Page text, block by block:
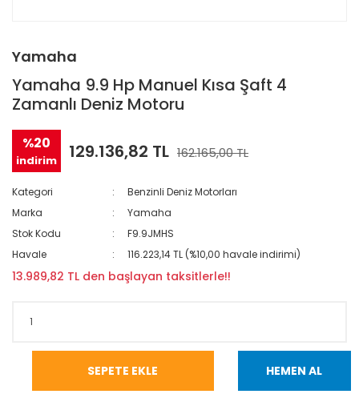
Yamaha
Yamaha 9.9 Hp Manuel Kısa Şaft 4
Zamanlı Deniz Motoru
%20
indirim 129.136,82 TL 162.165,00 TL
Kategori
Benzinli Deniz Motorları
Marka
Yamaha
Stok Kodu
F9.9JMHS
Havale
116.223,14 TL (%10,00 havale indirimi)
13.989,82 TL den başlayan taksitlerle!!
SEPETE EKLE HEMEN AL